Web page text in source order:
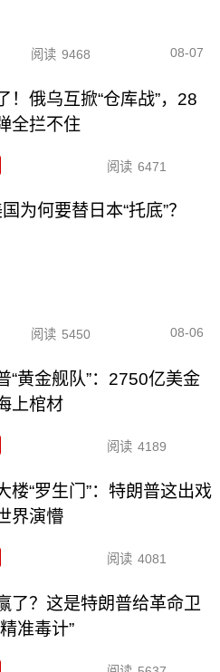
阅读 9468 08-07
！俄乌互掀“仓库战”，28
全拦不住
阅读 6471
为何要替日本“托底”？
阅读 5450 08-06
“黄金舰队”：2750亿美金
上棺材
阅读 4189
楼“罗生门”：特朗普这出戏
界演懵
阅读 4081
了？这是特朗普给革命卫
准毒计”